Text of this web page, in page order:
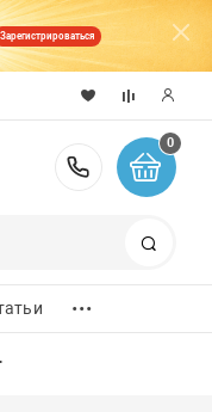
Зарегистрироваться
8 (800)
0
...